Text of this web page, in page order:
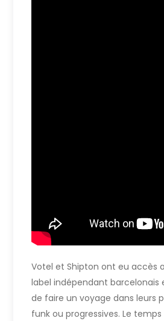
Votel et Shipton ont eu accès
label indépendant barcelonais
de faire un voyage dans leurs
funk ou progressives. Le